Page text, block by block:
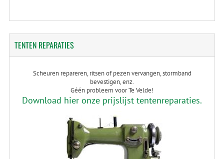
TENTENREPARATIES
Scheuren repareren, ritsen of pezen vervangen, stormband
bevestigen, enz.
Géén probleem voor Te Velde!
Download hier onze prijslijst tentenreparaties.